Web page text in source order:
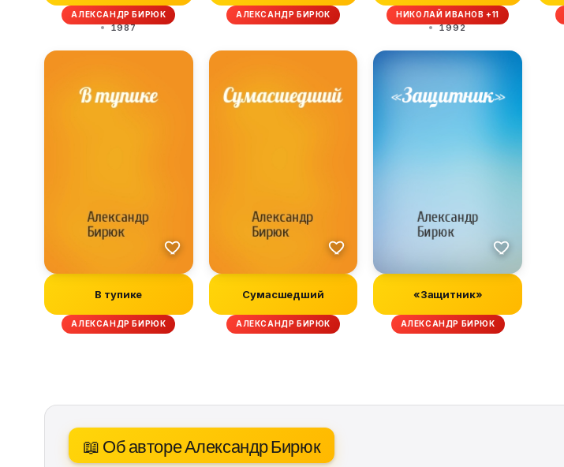
АЛЕКСАНДР БИРЮК
1987
АЛЕКСАНДР БИРЮК НИКОЛАЙ ИВАНОВ +11
1992
В тупике
АЛЕКСАНДР БИРЮК
Сумасшедший
АЛЕКСАНДР БИРЮК
«Защитник»
АЛЕКСАНДР БИРЮК
📖 Об авторе Александр Бирюк